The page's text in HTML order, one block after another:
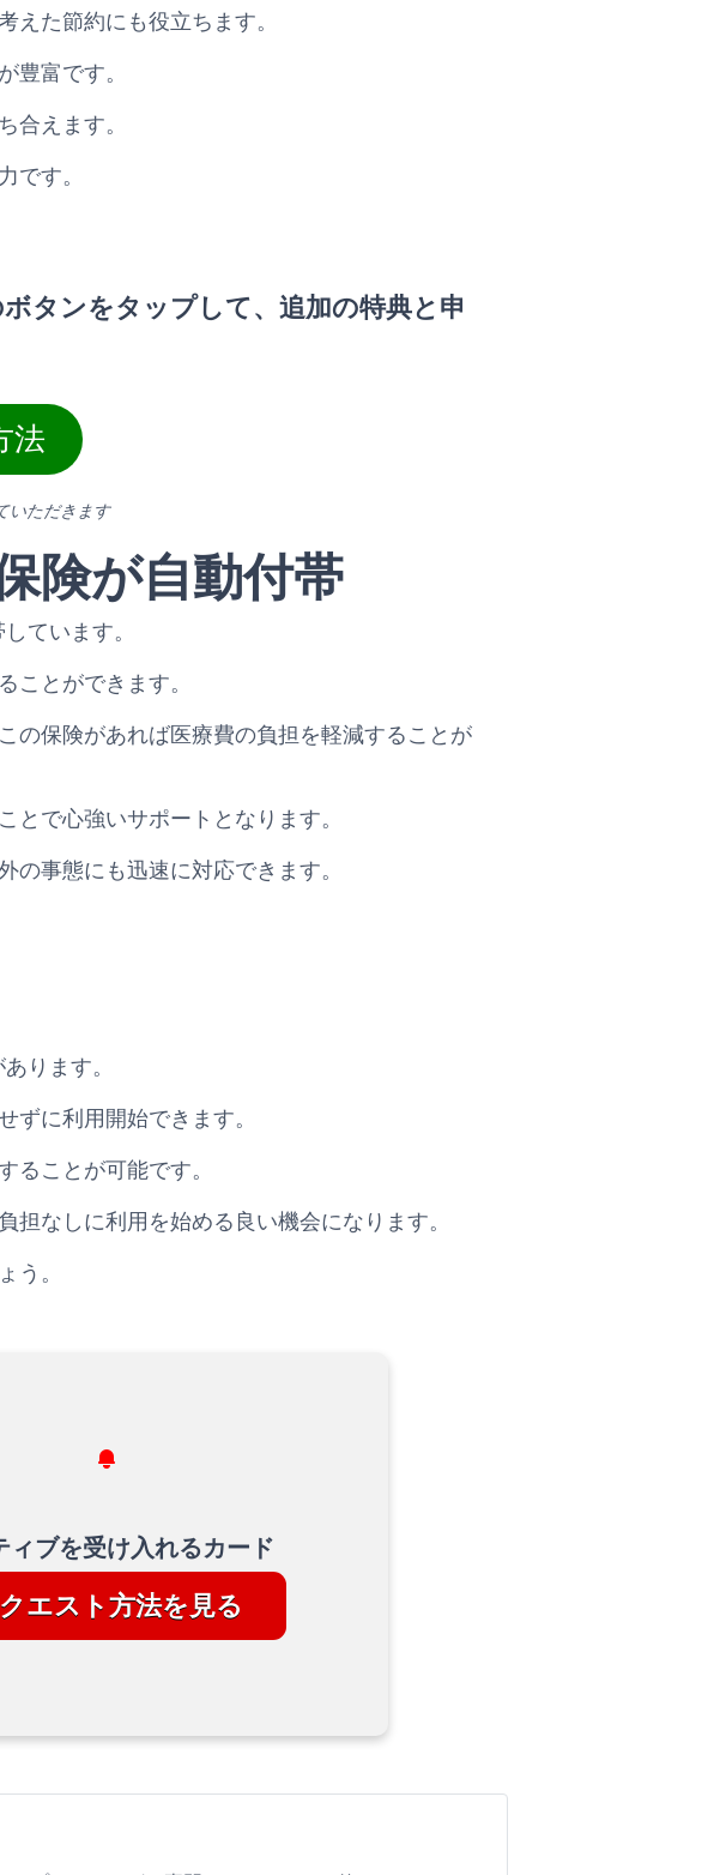
えた節約にも役立ちます。
豊富です。
合えます。
です。
タンをタップして、追加の特典と申
法
いただきます
険が自動付帯
ています。
ことができます。
の保険があれば医療費の負担を軽減することが
とで心強いサポートとなります。
の事態にも迅速に対応できます。
ります。
ずに利用開始できます。
ることが可能です。
なしに利用を始める良い機会になります。
う。
ィブを受け入れるカード
エスト方法を見る